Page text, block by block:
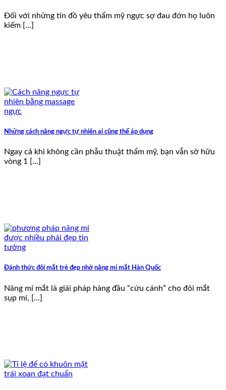
Đối với những tín đồ yêu thẩm mỹ ngực sợ đau đớn họ luôn
kiếm [...]
Những cách nâng ngực tự nhiên ai cũng thể áp dụng
Ngay cả khi không cần phẫu thuật thẩm mỹ, bạn vẫn sở hữu
vòng 1 [...]
Đánh thức đôi mắt trẻ đẹp nhờ nâng mí mắt Hàn Quốc
Nâng mí mắt là giải pháp hàng đầu “cứu cánh” cho đôi mắt
sụp mí, [...]